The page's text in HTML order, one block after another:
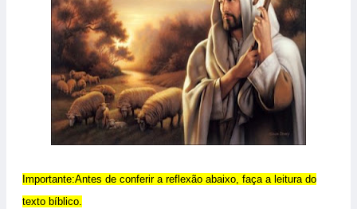
Importante:Antes de conferir a reflexão abaixo, faça a leitura do
texto bíblico.